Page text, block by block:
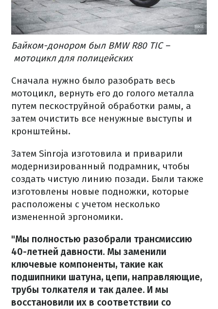
Байком-донором был BMW R80 TIC –
мотоцикл для полицейских
Сначала нужно было разобрать весь
мотоцикл, вернуть его до голого металла
путем пескоструйной обработки рамы, а
затем очистить все ненужные выступы и
кронштейны.
Затем Sinroja изготовила и приварили
модернизированный подрамник, чтобы
создать чистую линию позади. Были также
изготовлены новые подножки, которые
расположены с учетом несколько
измененной эргономики.
"Мы полностью разобрали трансмиссию
40-летней давности. Мы заменили
ключевые компоненты, такие как
подшипники шатуна, цепи, направляющие,
трубы толкателя и так далее. И мы
восстановили их в соответствии со